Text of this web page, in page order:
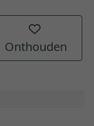
Onthouden